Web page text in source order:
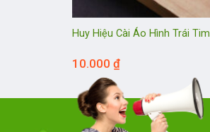
Huy Hiệu Cài Áo Hình Trái Tim
10.000 ₫